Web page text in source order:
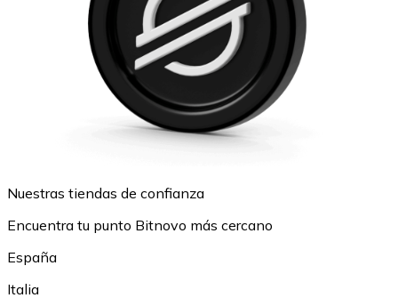
Nuestras tiendas de confianza
Encuentra tu punto Bitnovo más cercano
España
Italia